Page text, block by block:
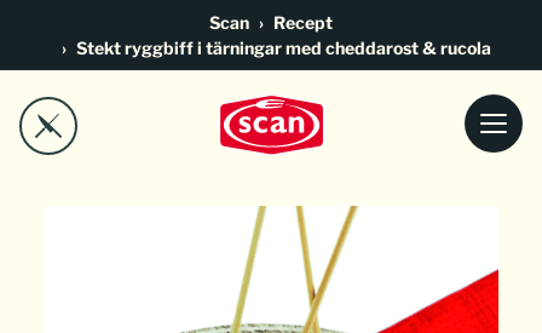
Scan
Recept
Stekt ryggbiff i tärningar med cheddarost & rucola